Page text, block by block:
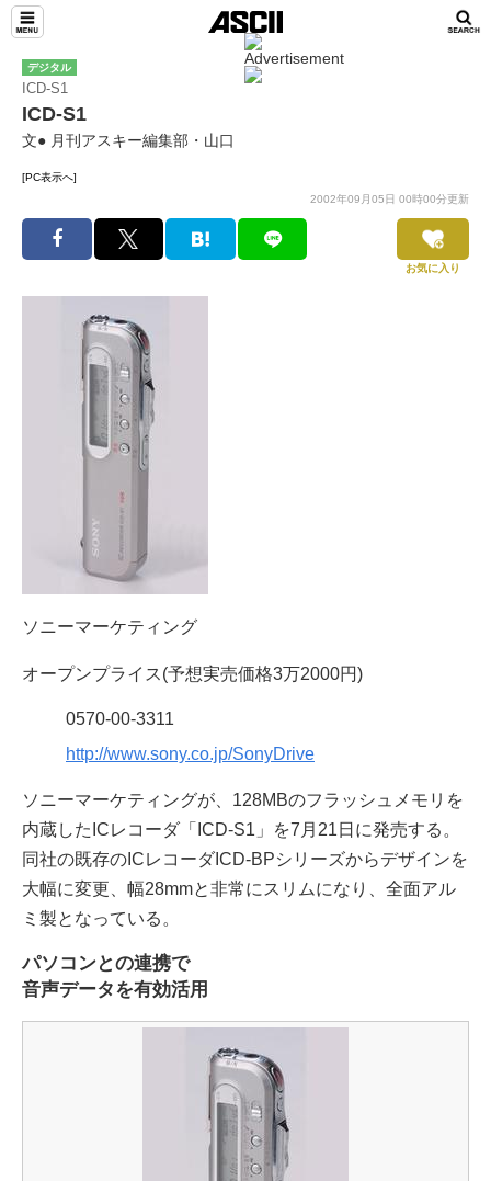
デジタル
ICD-S1
ICD-S1
文● 月刊アスキー編集部・山口
[PC表示へ]
2002年09月05日 00時00分更新
お気に入り
ソニーマーケティング
オープンプライス(予想実売価格3万2000円)
0570-00-3311
http://www.sony.co.jp/SonyDrive
ソニーマーケティングが、128MBのフラッシュメモリを
内蔵したICレコーダ「ICD-S1」を7月21日に発売する。
同社の既存のICレコーダICD-BPシリーズからデザインを
大幅に変更、幅28mmと非常にスリムになり、全面アル
ミ製となっている。
パソコンとの連携で
音声データを有効活用